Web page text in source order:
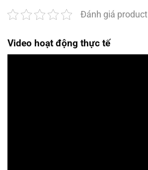
Đánh giá product
Video hoạt động thực tế